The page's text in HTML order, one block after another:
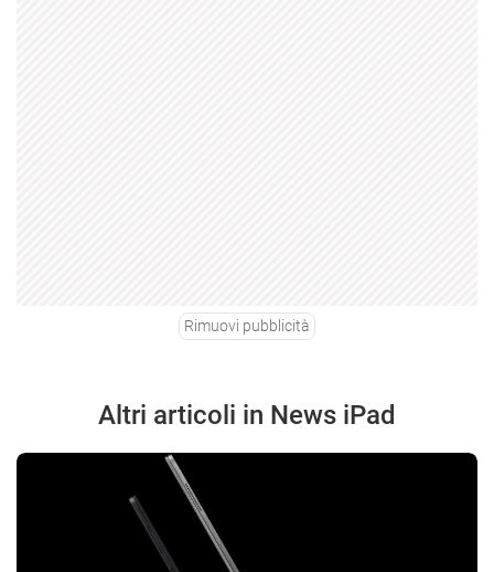
Rimuovi pubblicità
Altri articoli in News iPad